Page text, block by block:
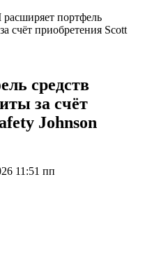
портфель
счёт приобретения Scott
средств
за счёт
Johnson
11:51 пп